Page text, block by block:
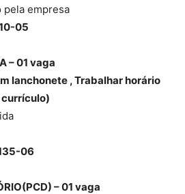
pela empresa
05
– 01 vaga
lanchonete , Trabalhar horário
currículo)
06
– 01 vaga